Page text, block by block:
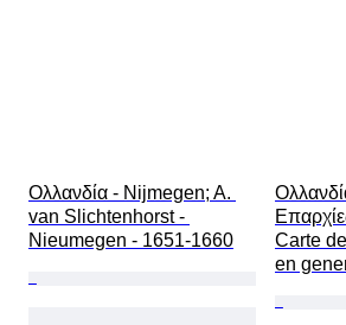
Ολλανδία - Nijmegen; A.
van Slichtenhorst -
Nieumegen - 1651-1660
Carte
en